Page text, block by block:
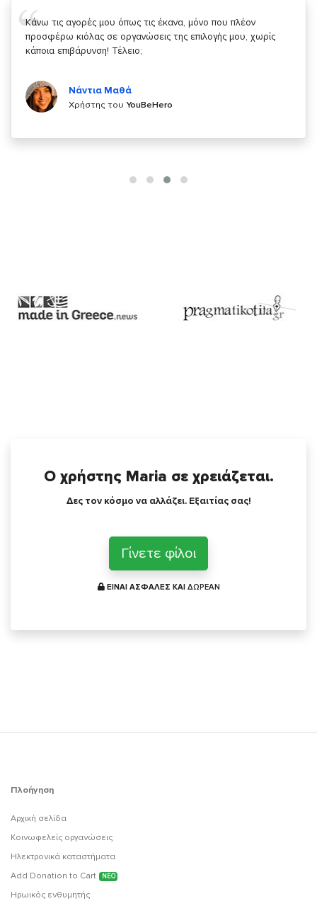
Σας ευχαριστώ που μας δίνετε την δυνατότητα να κάνουμε
κάτι!
Χρήστης τουYouBeHero
Ο χρήστης Maria σε χρειάζεται.
Δες τον κόσμο να αλλάζει. Εξαιτίας σας!
Γίνετε φίλοι
ΕΙΝΑΙ ΑΣΦΑΛΕΣ ΚΑΙ ΔΩΡΕΑΝ
Πλοήγηση
Αρχική σελίδα
Κοινωφελείς οργανώσεις
Ηλεκτρονικά καταστήματα
Add Donation to Cart
ΝΕΟ
Ηρωικός ενθυμητής